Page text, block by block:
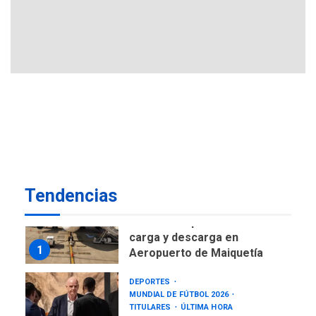
Tendencias
DESTACADOS
NACIONALES
1
carga y descarga en
Aeropuerto de Maiquetía
DEPORTES
MUNDIAL DE FÚTBOL 2026
TITULARES
ÚLTIMA HORA